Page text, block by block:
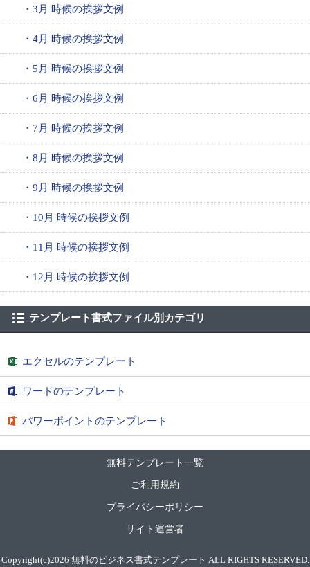
・3月 時候の挨拶文例
・4月 時候の挨拶文例
・5月 時候の挨拶文例
・6月 時候の挨拶文例
・7月 時候の挨拶文例
・8月 時候の挨拶文例
・9月 時候の挨拶文例
・10月 時候の挨拶文例
・11月 時候の挨拶文例
・12月 時候の挨拶文例
テンプレート書式ファイル別カテゴリ
エクセルのテンプレート
ワードのテンプレート
パワーポイントのテンプレート
無料テンプレート一覧
ご利用規約
プライバシーポリシー
サイト運営者
Copyright(c)2026 無料のビジネス書式テンプレート ALL RIGHTS RESERVED.